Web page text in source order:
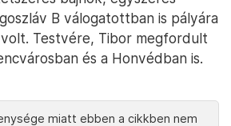
B válogatottban is pályára
Testvére, Tibor megfordult
és a Honvédban is.
miatt ebben a cikkben nem